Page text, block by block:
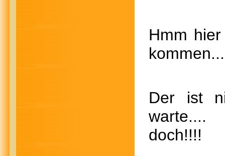
Hmm
Der
doch!!!!